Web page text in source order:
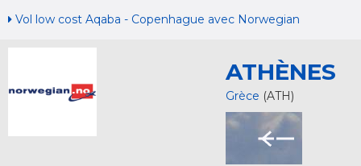
Vol low cost Aqaba - Copenhague avec Norwegian
ATHÈNES
Grèce (ATH)